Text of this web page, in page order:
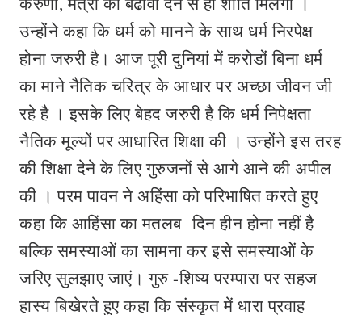
उन्होंने कहा कि धर्म को मानने के साथ धर्म निरपेक्ष
होना जरुरी है। आज पूरी दुनियां में करोडों बिना धर्म
का माने नैतिक चरित्र के आधार पर अच्छा जीवन जी
रहे है । इसके लिए बेहद जरुरी है कि धर्म निपेक्षता
नैतिक मूल्यों पर आधारित शिक्षा की । उन्होंने इस तरह
की शिक्षा देने के लिए गुरुजनों से आगे आने की अपील
की । परम पावन ने अहिंसा को परिभाषित करते हुए
कहा कि आहिंसा का मतलब दिन हीन होना नहीं है
बल्कि समस्याओं का सामना कर इसे समस्याओं के
जरिए सुलझाए जाएं। गुरु -शिष्य परम्पारा पर सहज
हास्य बिखेरते हुए कहा कि संस्कृत में धारा प्रवाह